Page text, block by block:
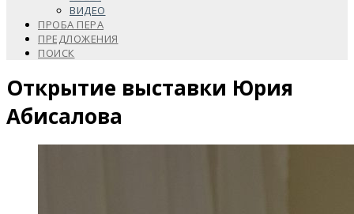
ВИДЕО
ПРОБА ПЕРА
ПРЕДЛОЖЕНИЯ
ПОИСК
Открытие выставки Юрия
Абисалова